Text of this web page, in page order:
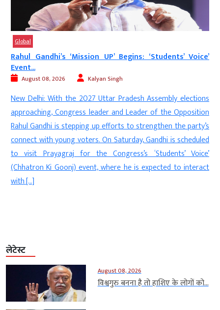
Global
Rahul Gandhi’s ‘Mission UP’ Begins: ‘Students’ Voice’
Event...
August 08, 2026 Kalyan Singh
New Delhi: With the 2027 Uttar Pradesh Assembly elections
approaching, Congress leader and Leader of the Opposition
Rahul Gandhi is stepping up efforts to strengthen the party’s
connect with young voters. On Saturday, Gandhi is scheduled
to visit Prayagraj for the Congress’s ‘Students’ Voice’
(Chhatron Ki Goonj) event, where he is expected to interact
with […]
लेटेस्ट
August 08, 2026
विश्वगुरु बनना है तो हाशिए के लोगों को...